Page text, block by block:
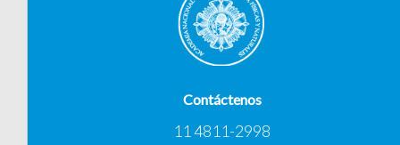
Contáctenos
11 4811-2998